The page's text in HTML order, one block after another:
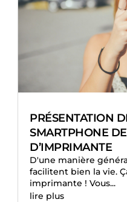
PRÉSENTATION
SMARTPHONE
D’IMPRIMANTE
D'une manière
facilitent bien la vie.
imprimante ! Vous...
lire plus